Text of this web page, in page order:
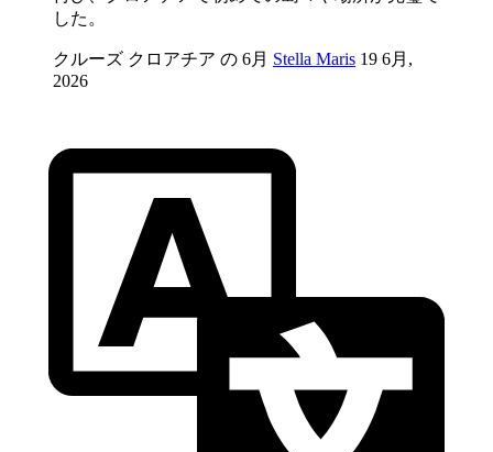
した。
クルーズ クロアチア の 6月 Stella Maris 19 6月,
2026